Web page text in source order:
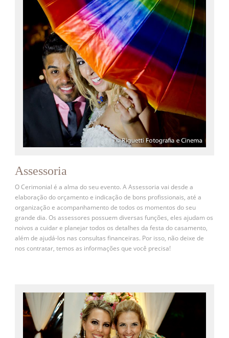
Assessoria
O Cerimonial é a alma do seu evento. A Assessoria vai desde a
elaboração do orçamento e indicação de bons profissionais, até a
organização e acompanhamento de todos os momentos do seu
grande dia. Os assessores possuem diversas funções, eles ajudam os
noivos a cuidar e planejar todos os detalhes da festa do casamento,
além de ajudá-los nas consultas financeiras. Por isso, não deixe de
nos contratar, temos as informações que você precisa!